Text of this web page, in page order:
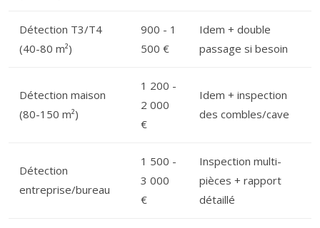
Détection T3/T4
(40-80 m²)
900 - 1
500 €
Idem + double
passage si besoin
Détection maison
(80-150 m²)
1 200 -
2 000
€
Idem + inspection
des combles/cave
Détection
entreprise/bureau
1 500 -
3 000
€
Inspection multi-
pièces + rapport
détaillé